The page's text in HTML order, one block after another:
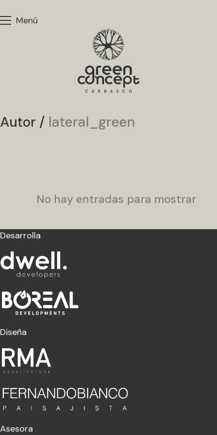
Menú
Autor / lateral_green
No hay entradas para mostrar
Desarrolla
Diseña
Asesora